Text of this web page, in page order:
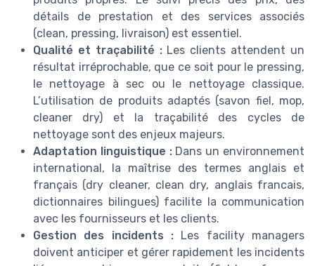
détails de prestation et des services associés
(clean, pressing, livraison) est essentiel.
Qualité et traçabilité :Les clients attendent un
résultat irréprochable, que ce soit pour le pressing,
le nettoyage à sec ou le nettoyage classique.
L’utilisation de produits adaptés (savon fiel, mop,
cleaner dry) et la traçabilité des cycles de
nettoyage sont des enjeux majeurs.
Adaptation linguistique :Dans un environnement
international, la maîtrise des termes anglais et
français (dry cleaner, clean dry, anglais francais,
dictionnaires bilingues) facilite la communication
avec les fournisseurs et les clients.
Gestion des incidents : Les facility managers
doivent anticiper et gérer rapidement les incidents